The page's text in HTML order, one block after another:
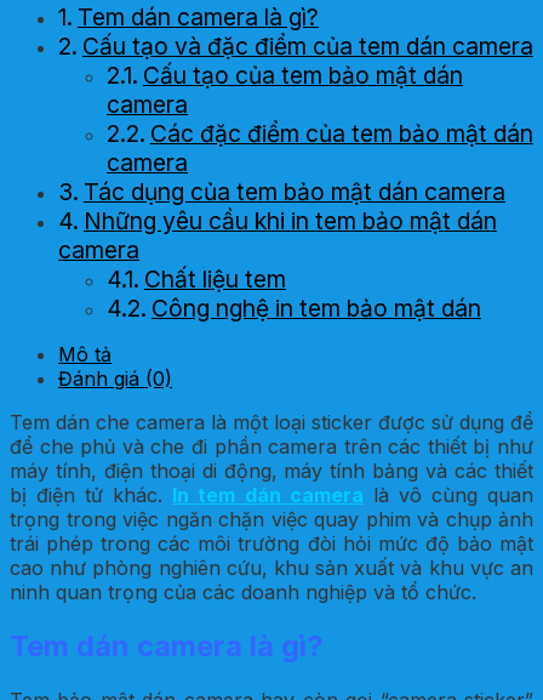
Tem dán camera là gì?
Cấu tạo và đặc điểm của tem dán camera
Cấu tạo của tem bảo mật dán
camera
Các đặc điểm của tem bảo mật dán
camera
Tác dụng của tem bảo mật dán camera
Những yêu cầu khi in tem bảo mật dán
camera
Chất liệu tem
Công nghệ in tem bảo mật dán
Dấu hiệu nhận biết tem bảo mật dán
camera đã bị gỡ
Tại sao nên in tem bảo mật dán camera
tại In Hoa Long?
Mô tả
Đánh giá (0)
Tem dán che camera là một loại sticker được sử dụng để
để che phủ và che đi phần camera trên các thiết bị như
máy tính, điện thoại di động, máy tính bảng và các thiết
bị điện tử khác. In tem dán camera là vô cùng quan
trọng trong việc ngăn chặn việc quay phim và chụp ảnh
trái phép trong các môi trường đòi hỏi mức độ bảo mật
cao như phòng nghiên cứu, khu sản xuất và khu vực an
ninh quan trọng của các doanh nghiệp và tổ chức.
Tem dán camera là gì?